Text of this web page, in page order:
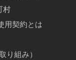
村
用契約とは
り組み）